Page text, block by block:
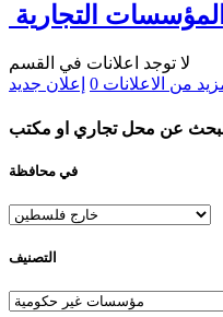
التجارية
لا توجد اعلانات في القسم
من الاعلانات 0 إعلان جديد
عن محل تجاري او مكتب
في محافظة
التصنيف